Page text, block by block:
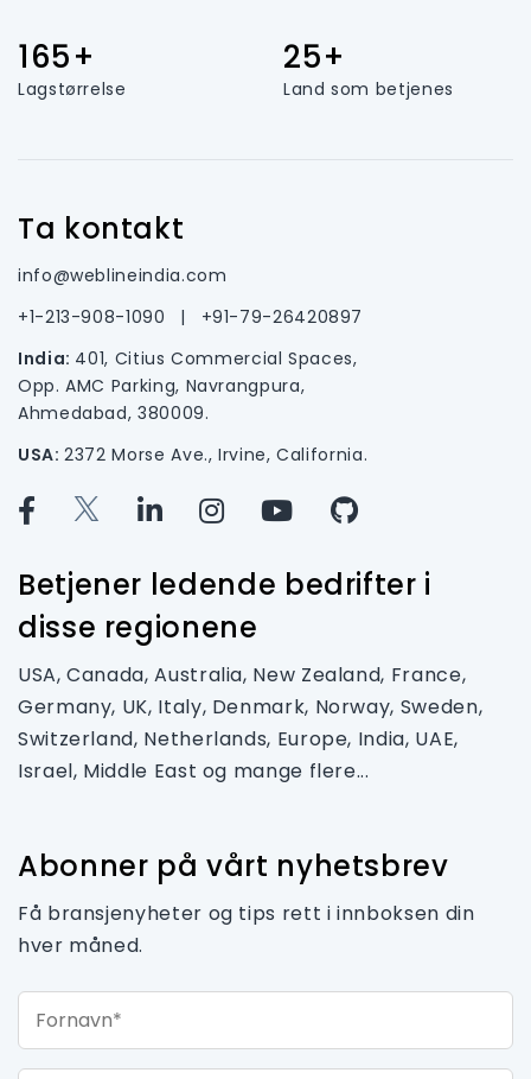
165+
Lagstørrelse
25+
Land som betjenes
Ta kontakt
info@weblineindia.com
+1-213-908-1090
|
+91-79-26420897
India: 401, Citius Commercial Spaces,
Opp. AMC Parking, Navrangpura,
Ahmedabad, 380009.
USA:2372 Morse Ave., Irvine, California.
Betjener ledende bedrifter i
disse regionene
USA, Canada, Australia, New Zealand, France,
Germany, UK, Italy, Denmark, Norway, Sweden,
Switzerland, Netherlands, Europe, India, UAE,
Israel, Middle East og mange flere...
Abonner på vårt nyhetsbrev
Få bransjenyheter og tips rett i innboksen din
hver måned.